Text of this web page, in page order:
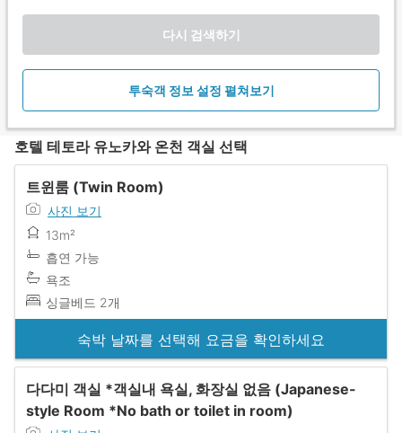
다시 검색하기
투숙객 정보 설정 펼쳐보기
호텔 테토라 유노카와 온천 객실 선택
트윈룸 (Twin Room)
사진 보기
13m²
흡연 가능
욕조
싱글베드 2개
숙박 날짜를 선택해 요금을 확인하세요
다다미 객실 *객실내 욕실, 화장실 없음 (Japanese-
style Room *No bath or toilet in room)